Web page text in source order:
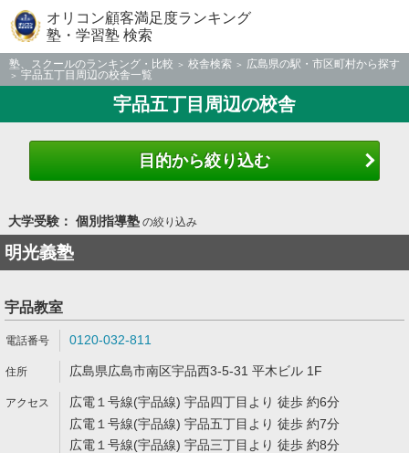
オリコン顧客満足度ランキング
塾・学習塾 検索
塾、スクールのランキング・比較 校舎検索
広島県の駅・市区町村から探す
宇品五丁目周辺の校舎一覧
宇品五丁目周辺の校舎
目的から絞り込む
大学受験： 個別指導塾の絞り込み
明光義塾
宇品教室
0120-032-811
広島県広島市南区宇品西3-5-31 平木ビル 1F
広電１号線(宇品線) 宇品四丁目より 徒歩 約6分
広電１号線(宇品線) 宇品五丁目より 徒歩 約7分
広電１号線(宇品線) 宇品三丁目より 徒歩 約8分